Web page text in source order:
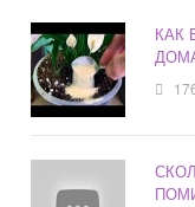
КАК